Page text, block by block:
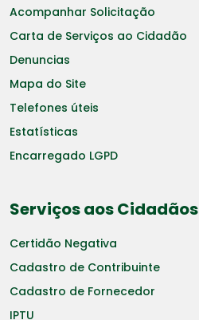
Acompanhar Solicitação
Carta de Serviços ao Cidadão
Denuncias
Mapa do Site
Telefones úteis
Estatísticas
Encarregado LGPD
Serviços aos Cidadãos
Certidão Negativa
Cadastro de Contribuinte
Cadastro de Fornecedor
IPTU